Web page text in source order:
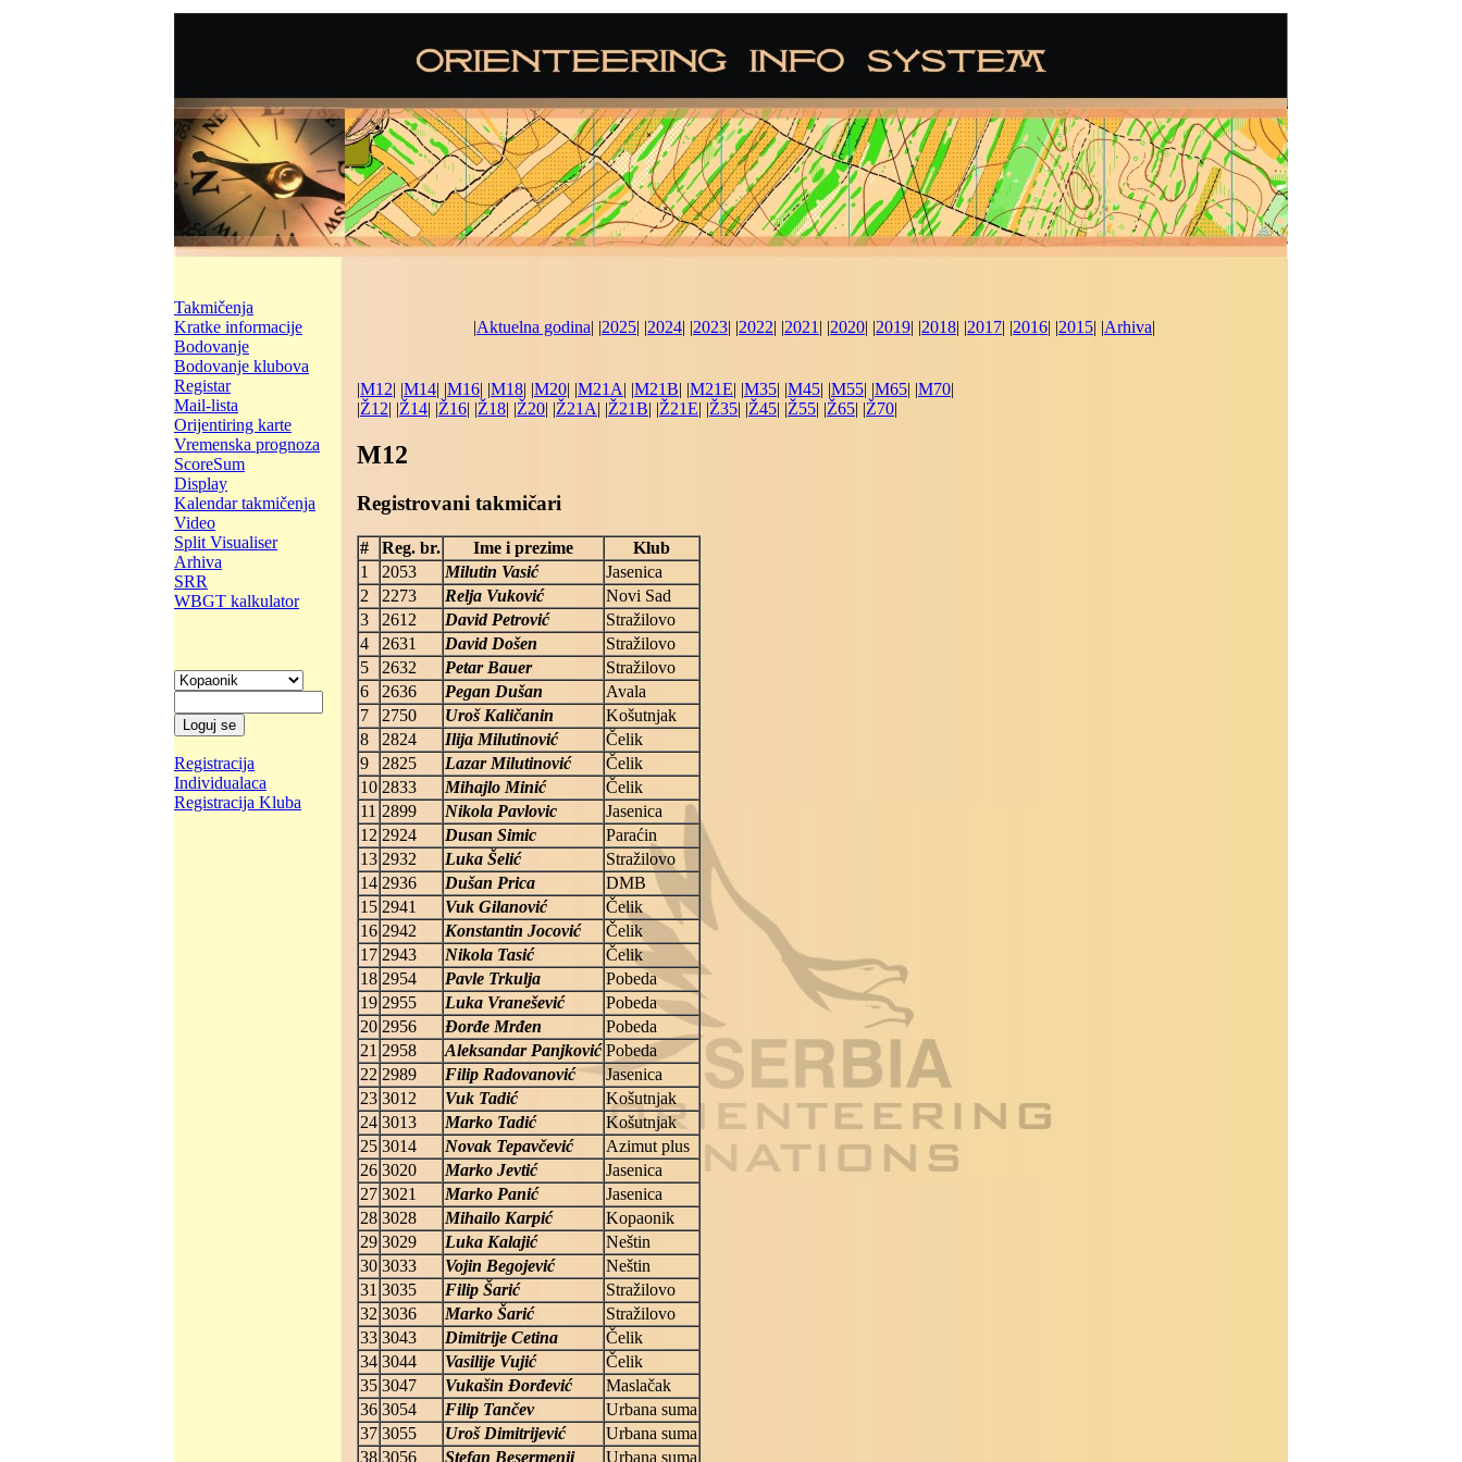
Takmičenja
Kratke informacije
Bodovanje
Bodovanje klubova
Registar
Mail-lista
Orijentiring karte
Vremenska prognoza
ScoreSum
Display
Kalendar takmičenja
Video
Split Visualiser
Arhiva
SRR
WBGT kalkulator
Registracija
Individualaca
Registracija Kluba
|Aktuelna godina| |2025| |2024| |2023| |2022| |2021 | |2020| |2019| |2018| |2017| |2016| |2015| |Arhiva|
|M12| |M14| |M16| |M18| |M20| |M21A| |M21B| |M21E| |M35| |M45| |M55| |M65| |M70|
|Ž12| |Ž14| |Ž16| |Ž18| |Ž20| |Ž21A| |Ž21B| |Ž21E| |Ž35| |Ž45| |Ž55| |Ž65| |Ž70|
M12
Registrovani takmičari
# Reg. br. Ime i prezime
Klub
1
2053 Milutin Vasić
Jasenica
2
2273 Relja Vuković
Novi Sad
3
2612 David Petrović
Stražilovo
4
2631 David Došen
Stražilovo
5
2632 Petar Bauer
Stražilovo
6
2636 Pegan Dušan
Avala
7
2750 Uroš Kaličanin
Košutnjak
8
2824 Ilija Milutinović
Čelik
9
2825 Lazar Milutinović
Čelik
10 2833 Mihajlo Minić
Čelik
11 2899 Nikola Pavlovic
Jasenica
12 2924 Dusan Simic
Paraćin
13 2932 Luka Šelić
Stražilovo
14 2936 Dušan Prica
DMB
15 2941 Vuk Gilanović
Čelik
16 2942 Konstantin Jocović
Čelik
17 2943 Nikola Tasić
Čelik
18 2954 Pavle Trkulja
Pobeda
19 2955 Luka Vranešević
Pobeda
20 2956 Đorđe Mrđen
Pobeda
21 2958 Aleksandar Panjković Pobeda
22 2989 Filip Radovanović
Jasenica
23 3012 Vuk Tadić
Košutnjak
24 3013 Marko Tadić
Košutnjak
25 3014 Novak Tepavčević
Azimut plus
26 3020 Marko Jevtić
Jasenica
27 3021 Marko Panić
Jasenica
28 3028 Mihailo Karpić
Kopaonik
29 3029 Luka Kalajić
Neštin
30 3033 Vojin Begojević
Neštin
31 3035 Filip Šarić
Stražilovo
32 3036 Marko Šarić
Stražilovo
33 3043 Dimitrije Cetina
Čelik
34 3044 Vasilije Vujić
Čelik
35 3047 Vukašin Đorđević
Maslačak
36 3054 Filip Tančev
Urbana suma
37 3055 Uroš Dimitrijević
Urbana suma
38 3056 Stefan Besermenji Urbana suma